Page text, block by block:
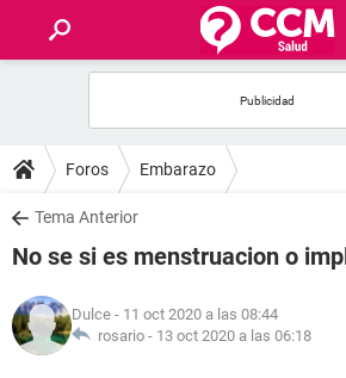
FOROS
SALUD
NUTRICIÓN
Foros Embarazo
Tema Anterior
No se si es menstruacion o
Dulce - 11 oct 2020 a las 08:44
rosario - 13 oct 2020 a las 06:18